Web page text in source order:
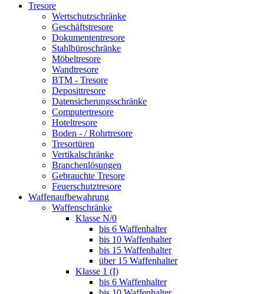
Tresore
Wertschutzschränke
Geschäftstresore
Dokumententresore
Stahlbüroschränke
Möbeltresore
Wandtresore
BTM - Tresore
Deposittresore
Datensicherungsschränke
Computertresore
Hoteltresore
Boden - / Rohrtresore
Tresortüren
Vertikalschränke
Branchenlösungen
Gebrauchte Tresore
Feuerschutztresore
Waffenaufbewahrung
Waffenschränke
Klasse N/0
bis 6 Waffenhalter
bis 10 Waffenhalter
bis 15 Waffenhalter
über 15 Waffenhalter
Klasse 1 (I)
bis 6 Waffenhalter